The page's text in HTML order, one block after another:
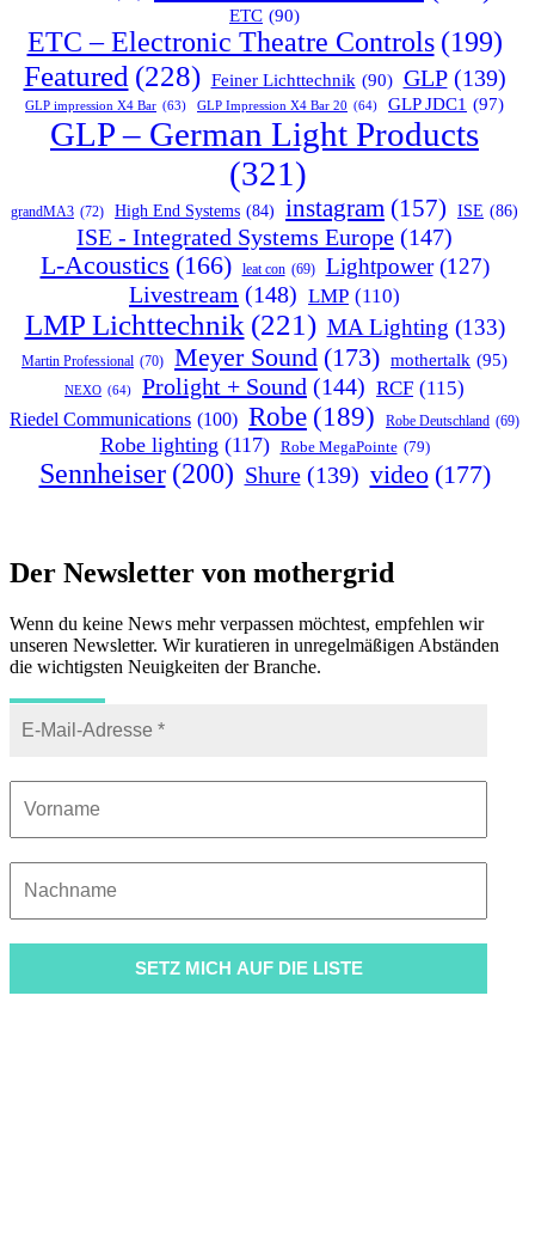
ETC (90)
ETC – Electronic Theatre Controls (199)
Featured (228) Feiner Lichttechnik (90) GLP (139)
GLP impression X4 Bar (63) GLP Impression X4 Bar 20 (64) GLP JDC1 (97)
GLP – German Light Products
(321)
grandMA3 (72) High End Systems (84) instagram (157) ISE (86)
ISE - Integrated Systems Europe (147)
L-Acoustics (166) leat con (69) Lightpower (127)
Livestream (148) LMP (110)
LMP Lichttechnik (221) MA Lighting (133)
Martin Professional (70) Meyer Sound (173) mothertalk (95)
NEXO (64) Prolight + Sound (144) RCF (115)
Riedel Communications (100) Robe (189) Robe Deutschland (69)
Robe lighting (117) Robe MegaPointe (79)
Sennheiser (200) Shure (139) video (177)
Der Newsletter von mothergrid
Wenn du keine News mehr verpassen möchtest, empfehlen wir
unseren Newsletter. Wir kuratieren in unregelmäßigen Abständen
die wichtigsten Neuigkeiten der Branche.